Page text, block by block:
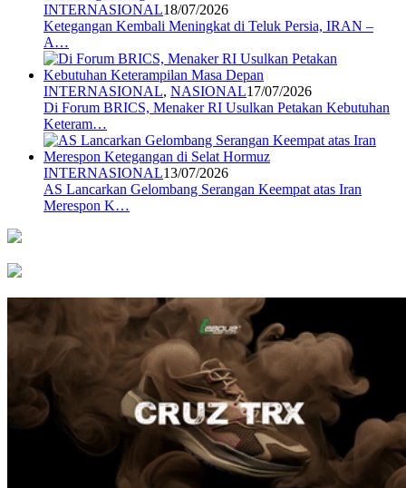
INTERNASIONAL18/07/2026
Ketegangan Kembali Meningkat di Teluk Persia, IRAN –
A…
INTERNASIONAL, NASIONAL17/07/2026
Di Forum BRICS, Menaker RI Usulkan Petakan Kebutuhan
Keteram…
INTERNASIONAL13/07/2026
AS Lancarkan Gelombang Serangan Keempat atas Iran
Merespon K…